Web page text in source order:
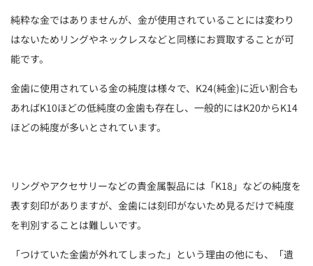
純粋な金ではありませんが、金が使用されていることには変わり
はないためリングやネックレスなどと同様にお買取することが可
能です。
金歯に使用されている金の純度は様々で、K24(純金)に近い割合も
あればK10ほどの低純度の金歯も存在し、一般的にはK20からK14
ほどの純度が多いとされています。
リングやアクセサリーなどの貴金属製品には「K18」などの純度を
表す刻印がありますが、金歯には刻印がないため見るだけで純度
を判別することは難しいです。
「つけていた金歯が外れてしまった」という理由の他にも、「遺